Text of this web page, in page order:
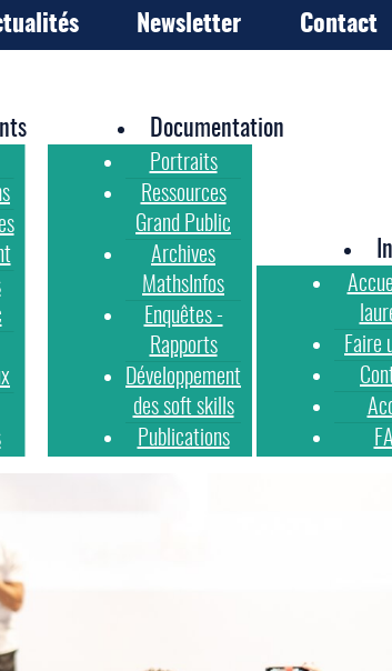
Newsletter Contact
Documentation
Portraits
Ressources
Grand Public
Archives
MathsInfos
Enquêtes -
Rapports
Développement
des soft skills
Publications
Faire